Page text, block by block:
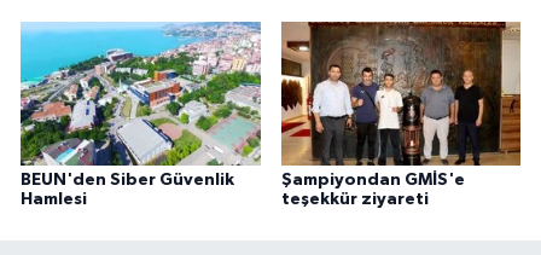
BEUN'den Siber Güvenlik
Hamlesi
Şampiyondan GMİS'e
teşekkür ziyareti